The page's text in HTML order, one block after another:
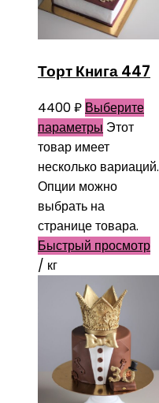
Торт Книга 447
4400₽ Выберите
параметры Этот
товар имеет
несколько вариаций.
Опции можно
выбрать на
странице товара.
Быстрый просмотр
/ кг